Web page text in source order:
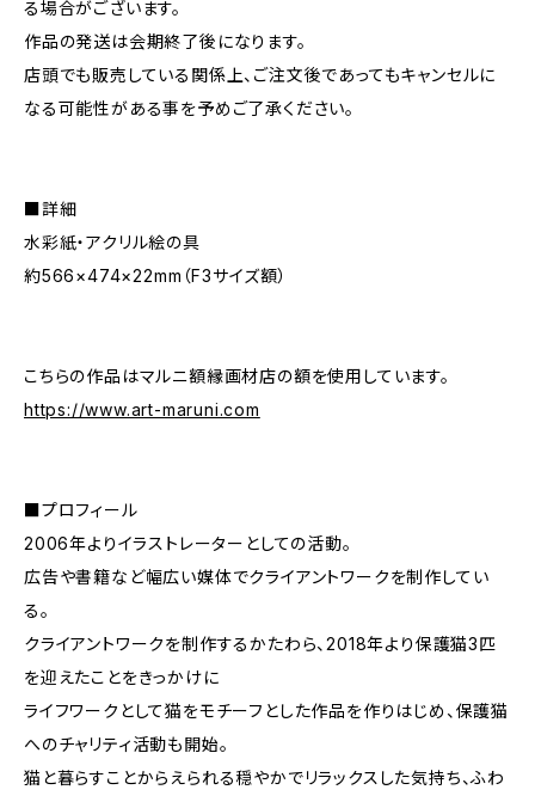
る場合がございます。
作品の発送は会期終了後になります。
店頭でも販売している関係上、ご注文後であってもキャンセルに
なる可能性がある事を予めご了承ください。
■詳細
水彩紙・アクリル絵の具
約566×474×22mm（F3サイズ額）
こちらの作品はマルニ額縁画材店の額を使用しています。
https://www.art-maruni.com
■プロフィール
2006年よりイラストレーターとしての活動。
広告や書籍など幅広い媒体でクライアントワークを制作してい
る。
クライアントワークを制作するかたわら、2018年より保護猫3匹
を迎えたことをきっかけに
ライフワークとして猫をモチーフとした作品を作りはじめ、保護猫
へのチャリティ活動も開始。
猫と暮らすことからえられる穏やかでリラックスした気持ち、ふわ